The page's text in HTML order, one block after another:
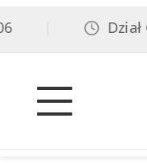
| Dział